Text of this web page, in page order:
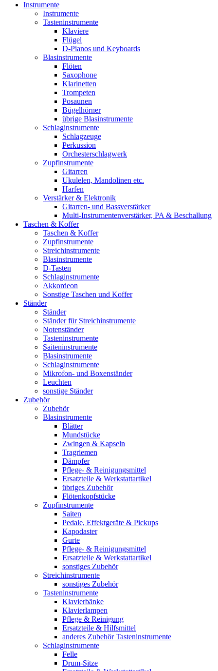
Instrumente
Instrumente
Tasteninstrumente
Klaviere
Flügel
D-Pianos und Keyboards
Blasinstrumente
Flöten
Saxophone
Klarinetten
Trompeten
Posaunen
Bügelhörner
übrige Blasinstrumente
Schlaginstrumente
Schlagzeuge
Perkussion
Orchesterschlagwerk
Zupfinstrumente
Gitarren
Ukulelen, Mandolinen etc.
Harfen
Verstärker & Elektronik
Gitarren- und Bassverstärker
Multi-Instrumentenverstärker, PA & Beschallung
Taschen & Koffer
Taschen & Koffer
Zupfinstrumente
Streichinstrumente
Blasinstrumente
D-Tasten
Schlaginstrumente
Akkordeon
Sonstige Taschen und Koffer
Ständer
Ständer
Ständer für Streichinstrumente
Notenständer
Tasteninstrumente
Saiteninstrumente
Blasinstrumente
Schlaginstrumente
Mikrofon- und Boxenständer
Leuchten
sonstige Ständer
Zubehör
Zubehör
Blasinstrumente
Blätter
Mundstücke
Zwingen & Kapseln
Tragriemen
Dämpfer
Pflege- & Reinigungsmittel
Ersatzteile & Werkstattartikel
übriges Zubehör
Flötenkopfstücke
Zupfinstrumente
Saiten
Pedale, Effektgeräte & Pickups
Kapodaster
Gurte
Pflege- & Reinigungsmittel
Ersatzteile & Werkstattartikel
sonstiges Zubehör
Streichinstrumente
sonstiges Zubehör
Tasteninstrumente
Klavierbänke
Klavierlampen
Pflege & Reinigung
Ersatzteile & Hilfsmittel
anderes Zubehör Tasteninstrumente
Schlaginstrumente
Felle
Drum-Sitze